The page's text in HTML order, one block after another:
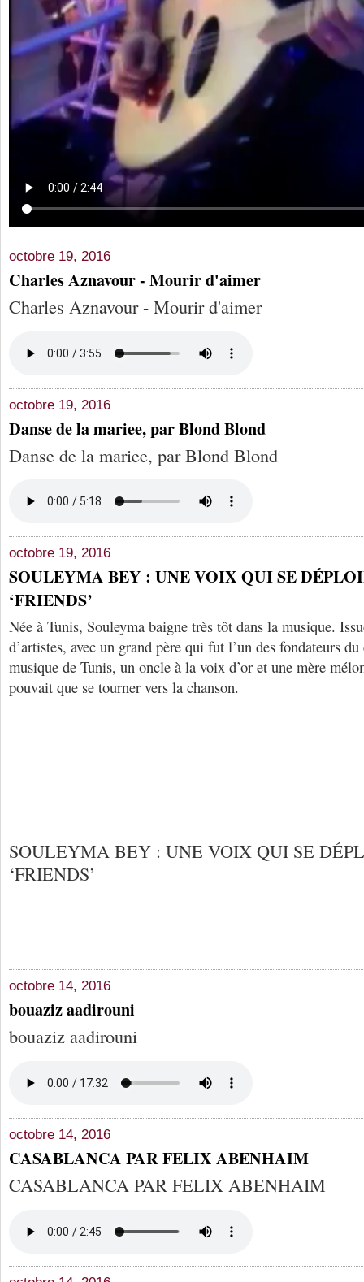
octobre 19, 2016
Charles Aznavour - Mourir d'aimer
Charles Aznavour - Mourir d'aimer
octobre 19, 2016
Danse de la mariee, par Blond Blond
Danse de la mariee, par Blond Blond
octobre 19, 2016
SOULEYMA BEY : UNE VOIX QUI SE
‘FRIENDS’
Née à Tunis, Souleyma baigne très tôt dans la musique.
d’artistes, avec un grand père qui fut l’un des fondateurs
musique de Tunis, un oncle à la voix d’or et une mère
pouvait que se tourner vers la chanson.
SOULEYMA BEY : UNE VOIX QUI SE
‘FRIENDS’
octobre 14, 2016
bouaziz aadirouni
bouaziz aadirouni
octobre 14, 2016
CASABLANCA PAR FELIX ABENHAIM
CASABLANCA PAR FELIX ABENHAIM